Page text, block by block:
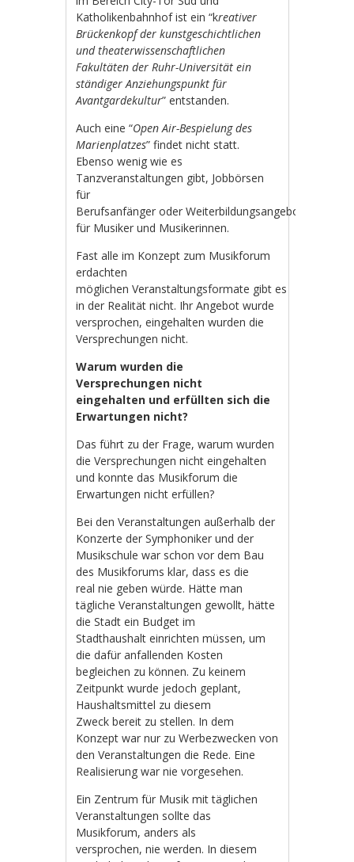
Katholikenbahnhof ist ein “kreativer
Brückenkopf der kunstgeschichtlichen
und theaterwissenschaftlichen
Fakultäten der Ruhr-Universität ein
ständiger Anziehungspunkt für
Avantgardekultur” entstanden.
Auch eine “Open Air-Bespielung des
Marienplatzes” findet nicht statt.
Ebenso wenig wie es
Tanzveranstaltungen gibt, Jobbörsen
für
Berufsanfänger oder Weiterbildungsangebote
für Musiker und Musikerinnen.
Fast alle im Konzept zum Musikforum
erdachten
möglichen Veranstaltungsformate gibt es
in der Realität nicht. Ihr Angebot wurde
versprochen, eingehalten wurden die
Versprechungen nicht.
Warum wurden die
Versprechungen nicht
eingehalten und erfüllten sich die
Erwartungen nicht?
Das führt zu der Frage, warum wurden
die Versprechungen nicht eingehalten
und konnte das Musikforum die
Erwartungen nicht erfüllen?
Bei den Veranstaltungen außerhalb der
Konzerte der Symphoniker und der
Musikschule war schon vor dem Bau
des Musikforums klar, dass es die
real nie geben würde. Hätte man
tägliche Veranstaltungen gewollt, hätte
die Stadt ein Budget im
Stadthaushalt einrichten müssen, um
die dafür anfallenden Kosten
begleichen zu können. Zu keinem
Zeitpunkt wurde jedoch geplant,
Haushaltsmittel zu diesem
Zweck bereit zu stellen. In dem
Konzept war nur zu Werbezwecken von
den Veranstaltungen die Rede. Eine
Realisierung war nie vorgesehen.
Ein Zentrum für Musik mit täglichen
Veranstaltungen sollte das
Musikforum, anders als
versprochen, nie werden. In diesem